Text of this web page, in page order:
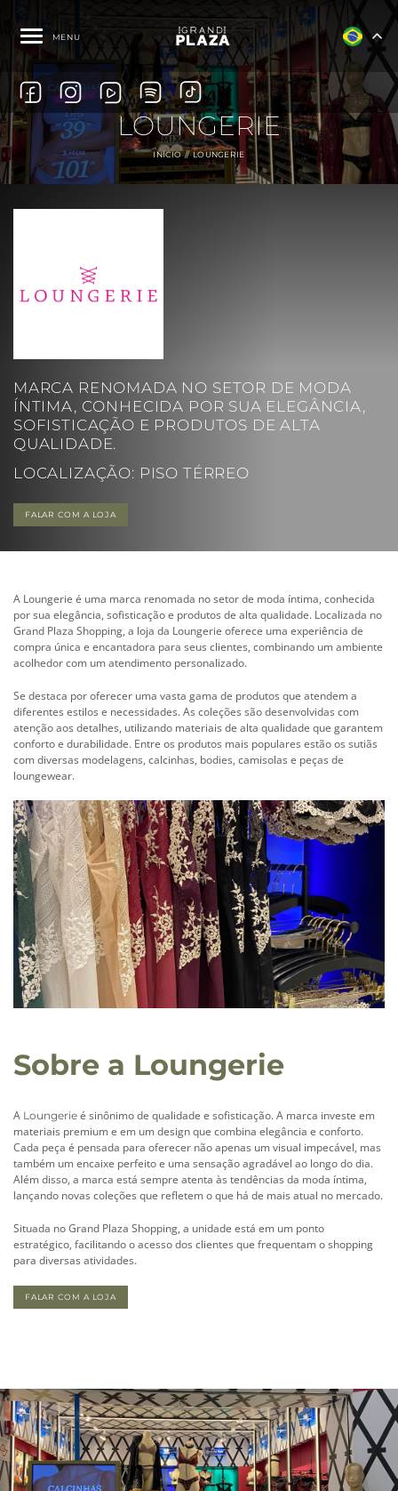
MENU
LOUNGERIE
INÍCIO LOUNGERIE
MARCA RENOMADA NO SETOR DE MODA
ÍNTIMA, CONHECIDA POR SUA ELEGÂNCIA,
SOFISTICAÇÃO E PRODUTOS DE ALTA
QUALIDADE.
LOCALIZAÇÃO: PISO TÉRREO
FALAR COM A LOJA
A Loungerie é uma marca renomada no setor de moda íntima, conhecida
por sua elegância, sofisticação e produtos de alta qualidade. Localizada no
Grand Plaza Shopping, a loja da Loungerie oferece uma experiência de
compra única e encantadora para seus clientes, combinando um ambiente
acolhedor com um atendimento personalizado.
Se destaca por oferecer uma vasta gama de produtos que atendem a
diferentes estilos e necessidades. As coleções são desenvolvidas com
atenção aos detalhes, utilizando materiais de alta qualidade que garantem
conforto e durabilidade. Entre os produtos mais populares estão os sutiãs
com diversas modelagens, calcinhas, bodies, camisolas e peças de
loungewear.
Sobre a Loungerie
A Loungerie é sinônimo de qualidade e sofisticação. A marca investe em
materiais premium e em um design que combina elegância e conforto.
Cada peça é pensada para oferecer não apenas um visual impecável, mas
também um encaixe perfeito e uma sensação agradável ao longo do dia.
Além disso, a marca está sempre atenta às tendências da moda íntima,
lançando novas coleções que refletem o que há de mais atual no mercado.
Situada no Grand Plaza Shopping, a unidade está em um ponto
estratégico, facilitando o acesso dos clientes que frequentam o shopping
para diversas atividades.
FALAR COM A LOJA